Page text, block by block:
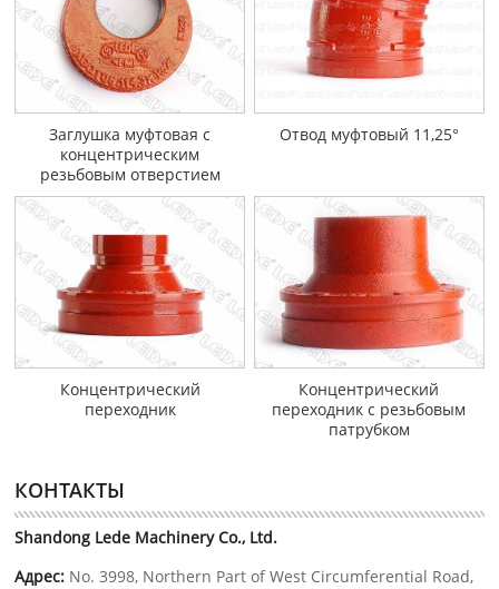
Заглушка муфтовая с
концентрическим
резьбовым отверстием
Отвод муфтовый 11,25°
Концентрический
переходник
Концентрический
переходник с резьбовым
патрубком
КОНТАКТЫ
Shandong Lede Machinery Co., Ltd.
Адрес: No. 3998, Northern Part of West Circumferential Road,